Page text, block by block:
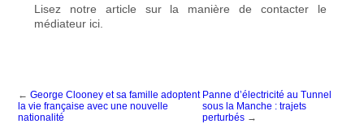
Lisez notre article sur la manière de contacter le
médiateur ici
←George Clooney et sa famille adoptent
la vie française avec une nouvelle
nationalité
Panne d’électricité au Tunnel
sous la Manche : trajets
perturbés→